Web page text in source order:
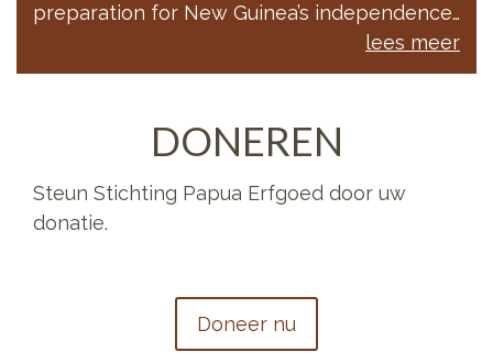
preparation for New Guinea’s independence…
lees meer
DONEREN
Steun Stichting Papua Erfgoed door uw
donatie.
Doneer nu